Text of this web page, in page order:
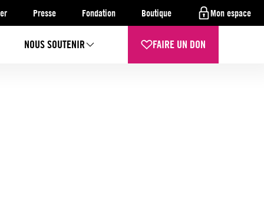
Presse Fondation Boutique Mon espace
NOUS SOUTENIR FAIRE UN DON